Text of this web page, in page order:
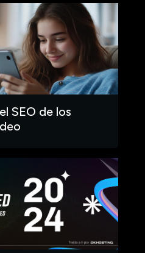
SEO de los